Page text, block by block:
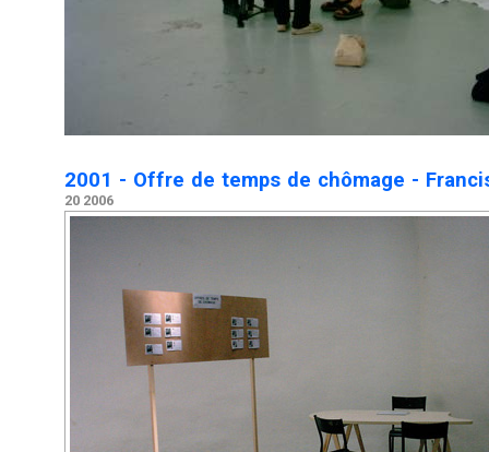
2001 - Offre de temps de chômage -
20 2006